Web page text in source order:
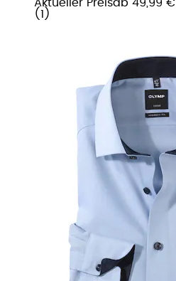
Aktueller Preisab 49,99 €
( 1 )